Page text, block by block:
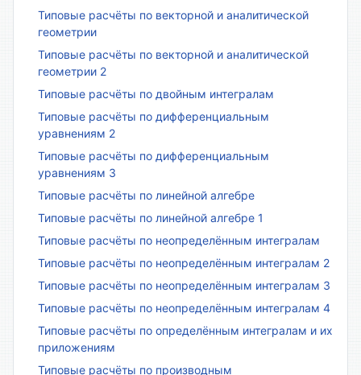
Типовые расчёты по векторной и аналитической
геометрии
Типовые расчёты по векторной и аналитической
геометрии 2
Типовые расчёты по двойным интегралам
Типовые расчёты по дифференциальным
уравнениям 2
Типовые расчёты по дифференциальным
уравнениям 3
Типовые расчёты по линейной алгебре
Типовые расчёты по линейной алгебре 1
Типовые расчёты по неопределённым интегралам
Типовые расчёты по неопределённым интегралам 2
Типовые расчёты по неопределённым интегралам 3
Типовые расчёты по неопределённым интегралам 4
Типовые расчёты по определённым интегралам и их
приложениям
Типовые расчёты по производным